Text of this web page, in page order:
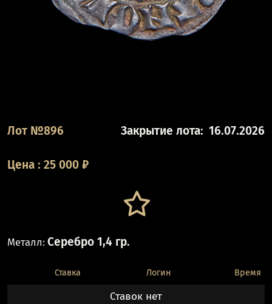
Лот №896 Закрытие лота: 16.07.2026
Цена : 25 000 ₽
Металл: Серебро 1,4 гр.
Ставка Логин Время
Ставок нет